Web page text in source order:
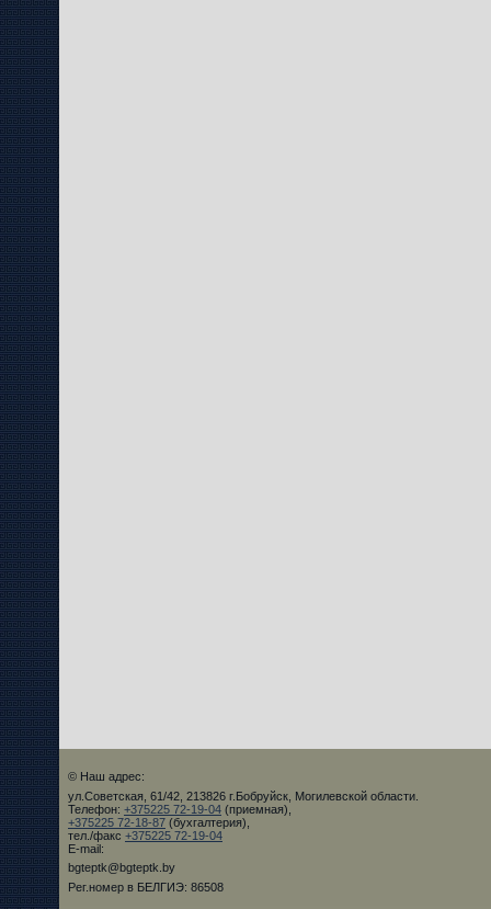
© Наш адрес:
ул.Советская, 61/42, 213826 г.Бобруйск, Могилевской области.
Телефон: +375225 72-19-04 (приемная),
+375225 72-18-87 (бухгалтерия),
тел./факс +375225 72-19-04
E-mail:
bgteptk@bgteptk.by
Рег.номер в БЕЛГИЭ: 86508